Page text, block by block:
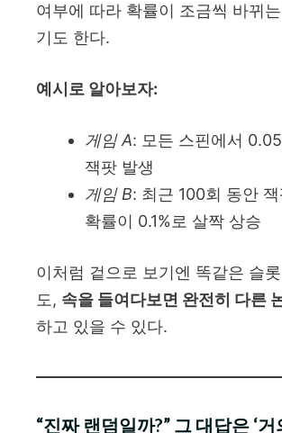
여부에 따라 확률이 조금씩 바뀌
기도 한다.
예시로 알아보자:
게임 A: 모든 스핀에서
잭팟 발생
게임 B: 최근 100회 동안
확률이 0.1%로 살짝 상승
이처럼 겉으로 보기엔 똑같은 슬
도, 속을 들여다보면 완전히 다른
하고 있을 수 있다.
“진짜 랜덤일까?” 그 대답은 ‘거